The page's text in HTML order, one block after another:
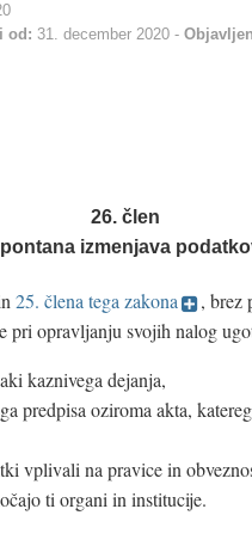
od: 31. december 2020
26. člen
izmenjava
25. člena tega zakona
, brez
pri opravljanju svojih nalog
kaznivega dejanja,
predpisa oziroma akta,
vplivali na pravice in
ti organi in institucije.